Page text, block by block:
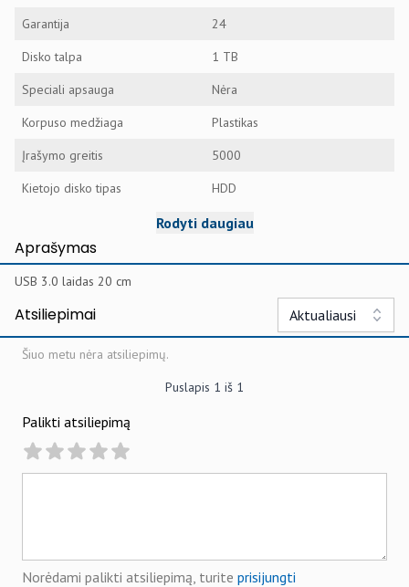
Garantija
24
Disko talpa
1 TB
Speciali apsauga
Nėra
Korpuso medžiaga
Plastikas
Įrašymo greitis
5000
Kietojo disko tipas
HDD
Rodyti daugiau
Aprašymas
USB 3.0 laidas 20 cm
Atsiliepimai Aktualiausi
Šiuo metu nėra atsiliepimų.
Puslapis 1 iš 1
Palikti atsiliepimą
Norėdami palikti atsiliepimą, turite prisijungti